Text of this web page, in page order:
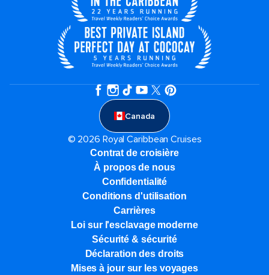
Canada
© 2026 Royal Caribbean Cruises
Contrat de croisière
À propos de nous
Confidentialité
Conditions d'utilisation
Carrières
Loi sur l'esclavage moderne
Sécurité & sécurité
Déclaration des droits
Mises à jour sur les voyages